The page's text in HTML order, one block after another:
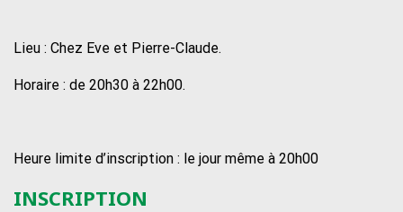
Lieu : Chez Eve et Pierre-Claude.
Horaire : de 20h30 à 22h00.
Heure limite d’inscription : le jour même à 20h00
INSCRIPTION